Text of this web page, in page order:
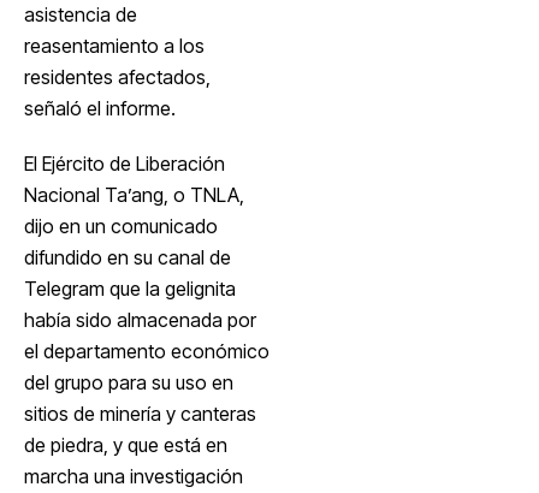
asistencia de
reasentamiento a los
residentes afectados,
señaló el informe.
El Ejército de Liberación
Nacional Ta’ang, o TNLA,
dijo en un comunicado
difundido en su canal de
Telegram que la gelignita
había sido almacenada por
el departamento económico
del grupo para su uso en
sitios de minería y canteras
de piedra, y que está en
marcha una investigación